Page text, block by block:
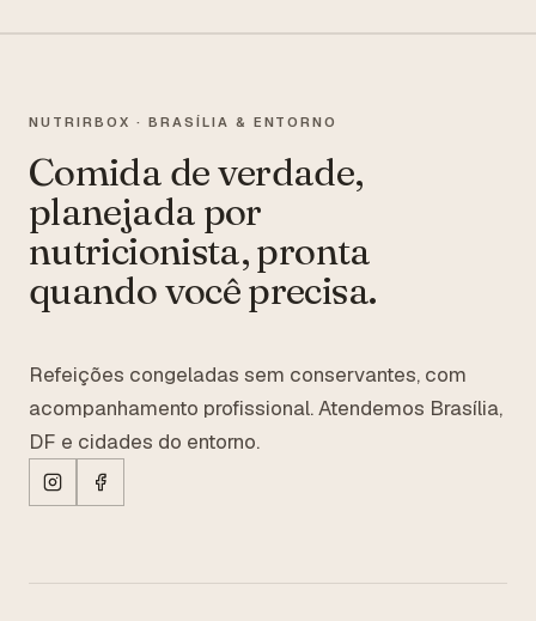
NUTRIRBOX · BRASÍLIA & ENTORNO
Comida de verdade,
planejada por
nutricionista, pronta
quando você precisa.
Refeições congeladas sem conservantes, com
acompanhamento profissional. Atendemos Brasília,
DF e cidades do entorno.